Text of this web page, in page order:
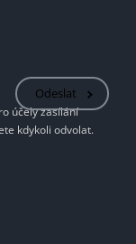
Odeslat
účely zasílání
kdykoli odvolat.